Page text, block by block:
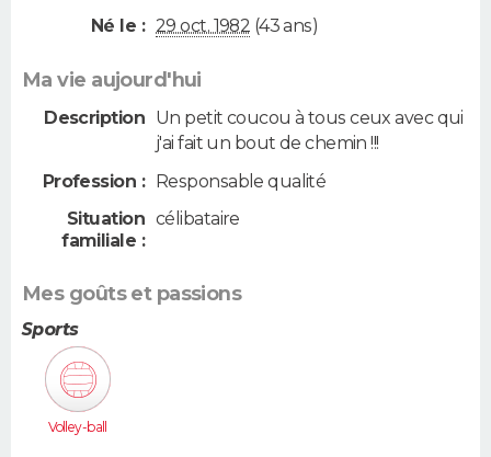
Né le : 29 oct. 1982 (43 ans)
Ma vie aujourd'hui
Description Un petit coucou à tous ceux avec qui
j'ai fait un bout de chemin !!!
Profession : Responsable qualité
Situation
familiale :
célibataire
Mes goûts et passions
Sports
Volley-ball